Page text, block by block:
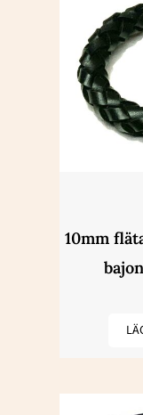
10mm